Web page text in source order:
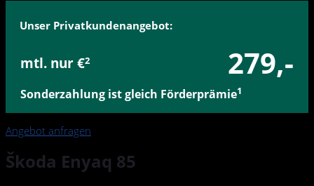
Unser Privatkundenangebot:
mtl. nur €2 279,-
Sonderzahlung ist gleich Förderprämie1
Angebot anfragen
Škoda Enyaq 85